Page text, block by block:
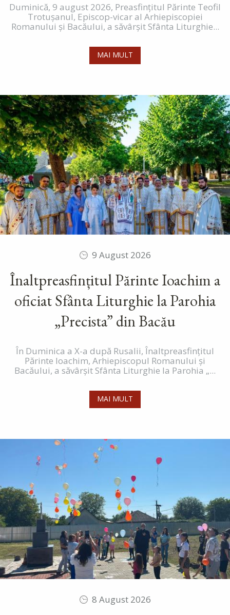
Duminică, 9 august 2026, Preasfințitul Părinte Teofil
Trotușanul, Episcop-vicar al Arhiepiscopiei
Romanului și Bacăului, a săvârșit Sfânta Liturghie...
MAI MULT
9 August 2026
Înaltpreasfințitul Părinte Ioachim a
oficiat Sfânta Liturghie la Parohia
„Precista” din Bacău
În Duminica a X-a după Rusalii, Înaltpreasfințitul
Părinte Ioachim, Arhiepiscopul Romanului și
Bacăului, a săvârșit Sfânta Liturghie la Parohia „...
MAI MULT
8 August 2026